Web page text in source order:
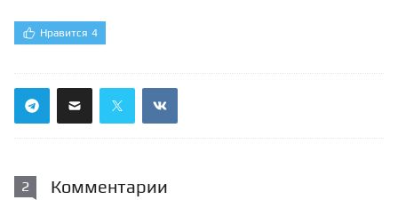
Нравится 4
2 Комментарии